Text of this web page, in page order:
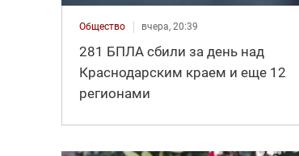
Общество вчера, 20:39
281 БПЛА сбили за день над
Краснодарским краем и еще 12
регионами